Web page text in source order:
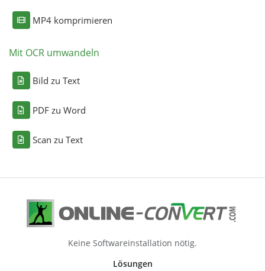
MP4 komprimieren
Mit OCR umwandeln
Bild zu Text
PDF zu Word
Scan zu Text
Keine Softwareinstallation nötig.
Lösungen